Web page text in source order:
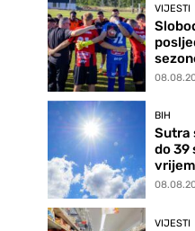
VIJESTI
BIH
Sutra
do 39
VIJESTI